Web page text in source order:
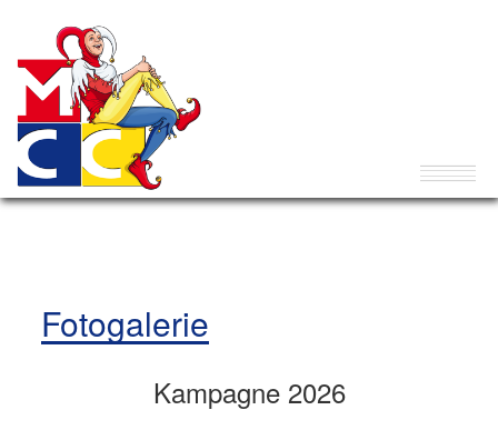
Fotogalerie
Kampagne 2026